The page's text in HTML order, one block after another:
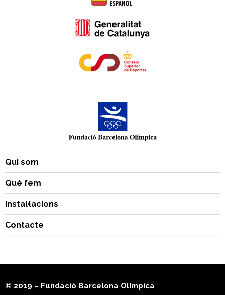
Qui som
Què fem
Instal·lacions
Contacte
© 2019 – Fundació Barcelona Olímpica